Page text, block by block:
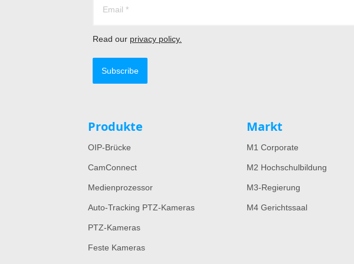
Read our privacy policy.
Subscribe
Produkte
OIP-Brücke
CamConnect
Medienprozessor
Auto-Tracking PTZ-Kameras
PTZ-Kameras
Feste Kameras
Markt
M1 Corporate
M2 Hochschulbildung
M3-Regierung
M4 Gerichtssaal